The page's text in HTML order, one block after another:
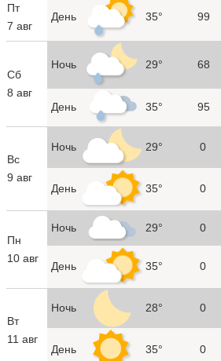
Пт
7 авг
День 35° 99
Сб
8 авг
Ночь 29° 68
День 35° 95
Вс
9 авг
Ночь 29° 0
День 35° 0
Пн
10 авг
Ночь 29° 0
День 35° 0
Вт
11 авг
Ночь 28° 0
День 35° 0